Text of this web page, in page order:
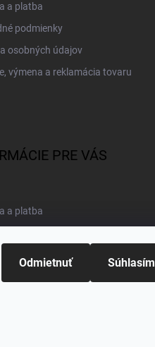
Odmietnuť Súhlasím
a platba
podmienky
osobných údajov
výmena a reklamácia tovaru
PRE VÁS
a platba